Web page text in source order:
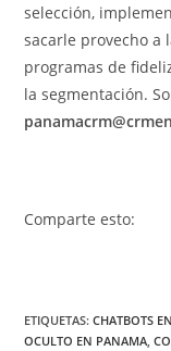
selección,
sacarle provecho a
programas de
la segmentación.
Comparte esto:
ETIQUETAS:CHATBOTS
OCULTO EN PANAMA,